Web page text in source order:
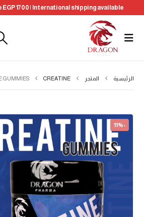
1700 | International shipping available!
الرئيسية المتجر CREATINE
GUMMIES
-11%